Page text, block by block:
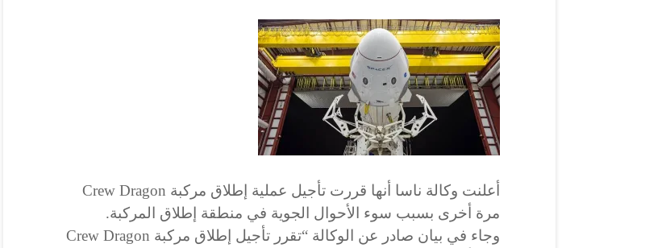
أعلنت وكالة ناسا أنها قررت تأجيل عملية إطلاق مركبة Crew Dragon
مرة أخرى بسبب سوء الأحوال الجوية في منطقة إطلاق المركبة.
وجاء في بيان صادر عن الوكالة “تقرر تأجيل إطلاق مركبة Crew Dragon